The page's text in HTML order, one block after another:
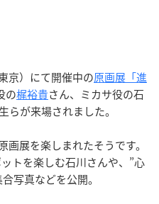
京）にて開催中の原画展「進
の梶裕貴さん、ミカサ役の石
らが来場されました。
展を楽しまれたそうです。
トを楽しむ石川さんや、”心
写真などを公開。